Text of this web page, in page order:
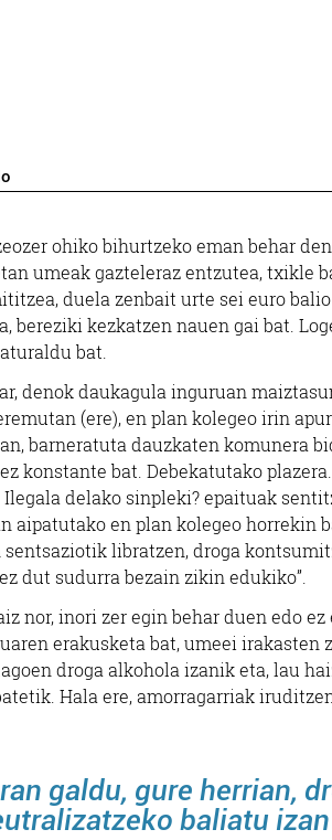
ohiko bihurtzeko eman behar
umeak gazteleraz entzutea, txikle
duela zenbait urte sei euro
bereziki kezkatzen nauen gai bat.
bat.
denok daukagula inguruan
(ere), en plan kolegeo irin
barneratuta dauzkaten komunera
konstante bat. Debekatutako
delako sinpleki? epaituak
aipatutako en plan kolegeo horrekin
libratzen, droga
dut sudurra bezain zikin edukiko”.
nor, inori zer egin behar duen edo
erakusketa bat, umeei irakasten
droga alkohola izanik eta, lau
Hala ere, amorragarriak
galdu, gure herrian,
baliatu